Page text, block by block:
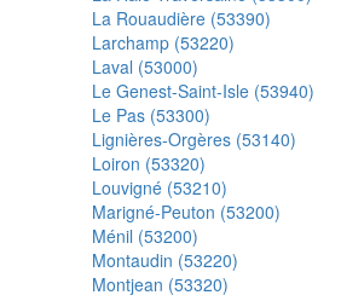
La Rouaudière (53390)
Larchamp (53220)
Laval (53000)
Le Genest-Saint-Isle (53940)
Le Pas (53300)
Lignières-Orgères (53140)
Loiron (53320)
Louvigné (53210)
Marigné-Peuton (53200)
Ménil (53200)
Montaudin (53220)
Montjean (53320)